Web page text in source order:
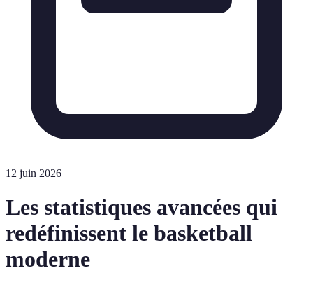
12 juin 2026
Les statistiques avancées qui
redéfinissent le basketball
moderne